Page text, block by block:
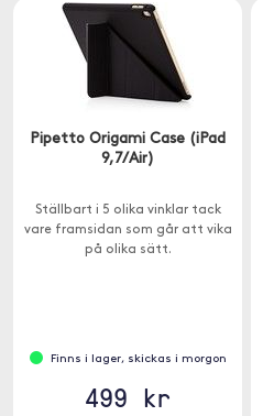
Pipetto Origami Case (iPad
9,7/Air)
Ställbart i 5 olika vinklar tack
vare framsidan som går att vika
på olika sätt.
Finns i lager, skickas i morgon
499 kr